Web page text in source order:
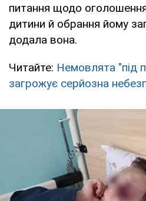
питання щодо
дитини й обрання йому
додала вона.
Читайте: Немовлята "під
загрожує серйозна